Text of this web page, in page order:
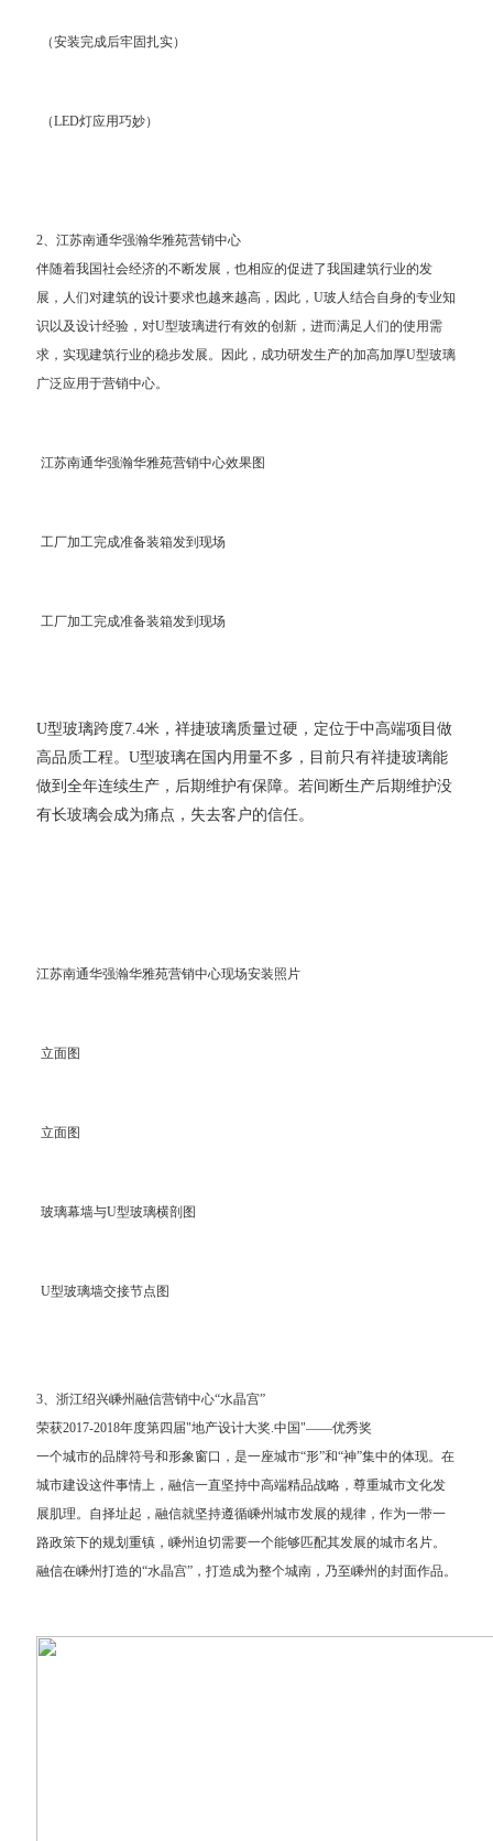
（安装完成后牢固扎实）
（LED灯应用巧妙）
2、江苏南通华强瀚华雅苑营销中心
伴随着我国社会经济的不断发展，也相应的促进了我国建筑行业的发
展，人们对建筑的设计要求也越来越高，因此，U玻人结合自身的专业知
识以及设计经验，对U型玻璃进行有效的创新，进而满足人们的使用需
求，实现建筑行业的稳步发展。因此，成功研发生产的加高加厚U型玻璃
广泛应用于营销中心。
江苏南通华强瀚华雅苑营销中心效果图
工厂加工完成准备装箱发到现场
工厂加工完成准备装箱发到现场
U型玻璃跨度7.4米，祥捷玻璃质量过硬，定位于中高端项目做
高品质工程。U型玻璃在国内用量不多，目前只有祥捷玻璃能
做到全年连续生产，后期维护有保障。若间断生产后期维护没
有长玻璃会成为痛点，失去客户的信任。
江苏南通华强瀚华雅苑营销中心现场安装照片
立面图
立面图
玻璃幕墙与U型玻璃横剖图
U型玻璃墙交接节点图
3、浙江绍兴嵊州融信营销中心“水晶宫”
荣获2017-2018年度第四届"地产设计大奖.中国"——优秀奖
一个城市的品牌符号和形象窗口，是一座城市“形”和“神”集中的体现。在
城市建设这件事情上，融信一直坚持中高端精品战略，尊重城市文化发
展肌理。自择址起，融信就坚持遵循嵊州城市发展的规律，作为一带一
路政策下的规划重镇，嵊州迫切需要一个能够匹配其发展的城市名片。
融信在嵊州打造的“水晶宫”，打造成为整个城南，乃至嵊州的封面作品。